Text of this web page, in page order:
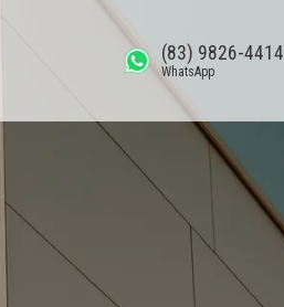
(83) 9826-4414
WhatsApp